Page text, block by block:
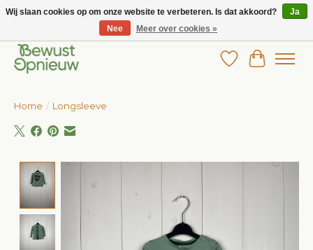
Wij bieden het grootste aanbod in betaalbare kinderkleding!
Verlanglijst
Home / Longsleeve
Wij slaan cookies op om onze website te verbeteren. Is dat akkoord?
Ja
Nee
Meer over cookies »